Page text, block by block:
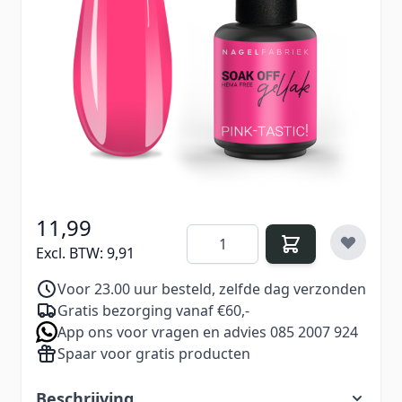
Gellak Pink-Tastic! is een krachtige neonroze
tint vol energie en vrolijkheid.
Een echte eyecatcher die je nagels laat stralen –
perfect voor een uitgesproken look met een
speelse twist.
11,99
Excl. BTW: 9,91
Aantal
Voor 23.00 uur besteld, zelfde dag verzonden
Gratis bezorging vanaf €60,-
App ons voor vragen en advies 085 2007 924
Spaar voor gratis producten